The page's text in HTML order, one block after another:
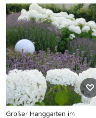
Rustikaler Hanggarten mit
Feuerstelle, direkter
Sonneneinstrahlung und
Dielen in Sonstige
Großer Hanggarten im